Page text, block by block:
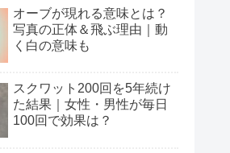
オーブが現れる意味とは？
写真の正体＆飛ぶ理由｜動
く白の意味も
スクワット200回を5年続け
た結果｜女性・男性が毎日
100回で効果は？